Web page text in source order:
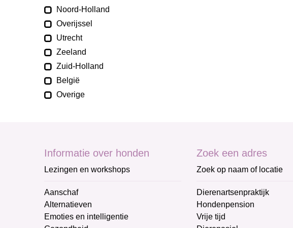
Noord-Holland
Overijssel
Utrecht
Zeeland
Zuid-Holland
België
Overige
Informatie over honden
Lezingen en workshops
Aanschaf
Alternatieven
Emoties en intelligentie
Zoek een adres
Zoek op naam of locatie
Dierenartsenpraktijk
Hondenpension
Vrije tijd